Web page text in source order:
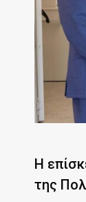
Η
της